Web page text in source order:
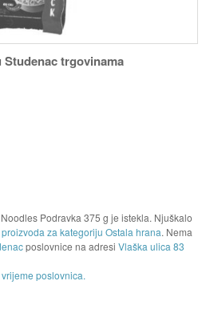
Studenac trgovinama
Podravka 375 g je istekla. Njuškalo
za kategoriju Ostala hrana. Nema
poslovnice na adresi Vlaška ulica 83
poslovnica.